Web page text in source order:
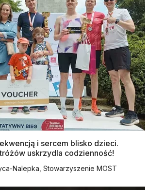
i sercem blisko dzieci.
uskrzydla codzienność!
Nalepka, Stowarzyszenie MOST